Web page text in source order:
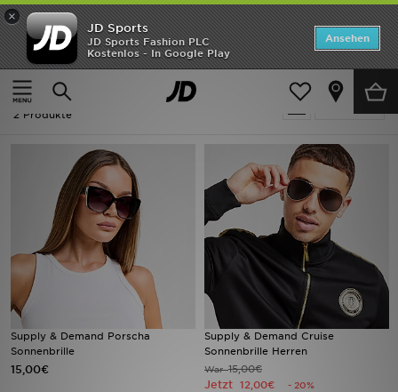
×
JD Sports
JD Sports Fashion PLC
Kostenlos - In Google Play
Ansehen
Startseite
Herren
verfeinern
Herren - Gold Supply & Demand
2 Produkte
Supply & Demand Porscha
Sonnenbrille
15,00€
Supply & Demand Cruise
Sonnenbrille Herren
War15,00€
Jetzt 12,00€ - 20%
Startseite
ANGEBOTE
Marken
Damen
Kinder
Bestsellers
JD Exklusives